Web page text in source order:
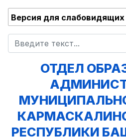
Версия для слабовидящих
Поиск
ОТДЕЛ
РЕСПУБЛИКИ